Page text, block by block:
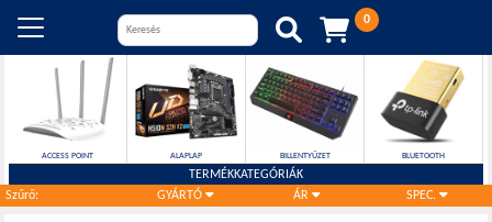
  0
ACCESS POINT ALAPLAP BILLENTYŰZET BLUETOOTH
TERMÉKKATEGÓRIÁK
Szűrő:
GYÁRTÓ ÁR SPEC.